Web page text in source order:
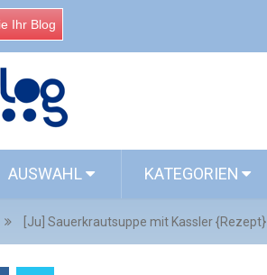
Ihr Blog
AUSWAHL KATEGORIEN
[Ju] Sauerkrautsuppe mit Kassler {Rezept}